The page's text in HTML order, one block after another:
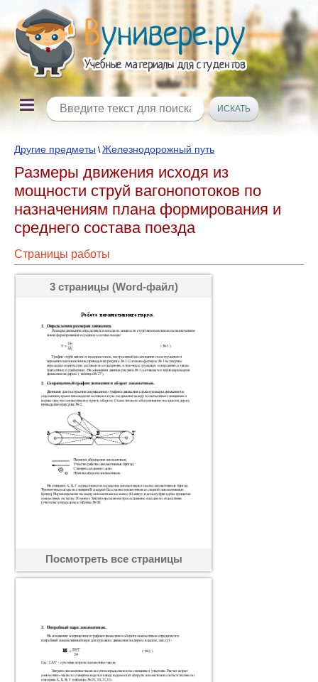
Другие предметы \Железнодорожный путь
Размеры движения исходя из
мощности струй вагонопотоков по
назначениям плана формирования и
среднего состава поезда
Страницы работы
3 страницы (Word-файл)
Посмотреть все страницы